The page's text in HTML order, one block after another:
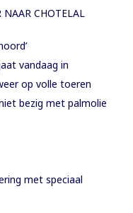
NAAR CHOTELAL
vandaag in
op volle toeren
bezig met palmolie
met speciaal